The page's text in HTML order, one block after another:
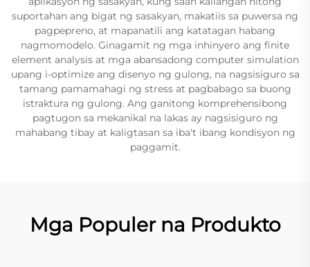
suportahan ang bigat ng sasakyan, makatiis sa puwersa ng
pagpepreno, at mapanatili ang katatagan habang
nagmomodelo. Ginagamit ng mga inhinyero ang finite
element analysis at mga abansadong computer simulation
upang i-optimize ang disenyo ng gulong, na nagsisiguro sa
tamang pamamahagi ng stress at pagbabago sa buong
istraktura ng gulong. Ang ganitong komprehensibong
pagtugon sa mekanikal na lakas ay nagsisiguro ng
mahabang tibay at kaligtasan sa iba't ibang kondisyon ng
paggamit.
Mga Populer na Produkto